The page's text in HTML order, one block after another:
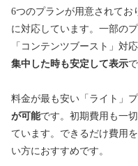
6つのプランが用意されてお
に対応しています。一部の
「コンテンツブースト」対応
集中した時も安定して表示
料金が最も安い「ライト」プ
が可能です。初期費用も一
ています。できるだけ費用
い方におすすめです。